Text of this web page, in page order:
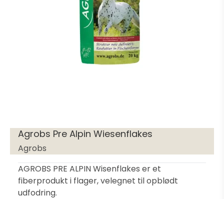
Agrobs Pre Alpin Wiesenflakes
Agrobs
AGROBS PRE ALPIN Wisenflakes er et
fiberprodukt i flager, velegnet til opblødt
udfodring.